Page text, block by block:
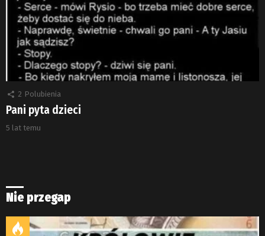
2 Polubienia
Pani pyta dzieci
5 lat temu
Nie przegap